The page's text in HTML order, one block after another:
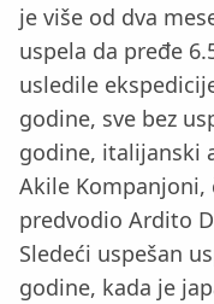
je više od dva
uspela da pređe
usledile
godine, sve bez
godine, italijanski
Akile
predvodio Ardito
Sledeći uspešan
godine, kada je